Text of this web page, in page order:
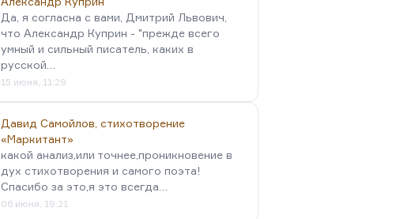
Да, я согласна с вами, Дмитрий Львович,
что Александр Куприн - "прежде всего
умный и сильный писатель, каких в
русской…
15 июня, 11:29
Давид Самойлов, стихотворение
«Маркитант»
какой анализ,или точнее,проникновение в
дух стихотворения и самого поэта!
Спасибо за это,я это всегда…
06 июня, 19:21